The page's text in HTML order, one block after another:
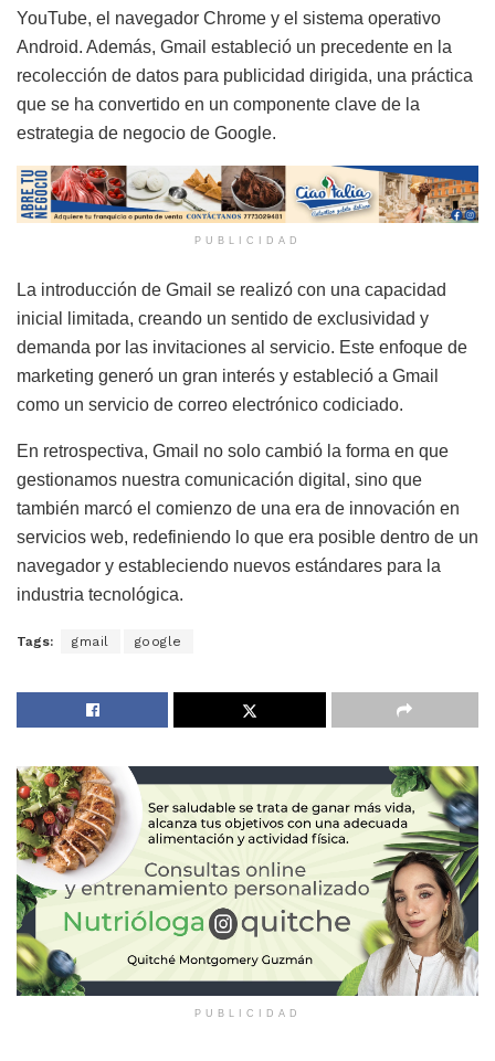
YouTube, el navegador Chrome y el sistema operativo
Android. Además, Gmail estableció un precedente en la
recolección de datos para publicidad dirigida, una práctica
que se ha convertido en un componente clave de la
estrategia de negocio de Google.
PUBLICIDAD
La introducción de Gmail se realizó con una capacidad
inicial limitada, creando un sentido de exclusividad y
demanda por las invitaciones al servicio. Este enfoque de
marketing generó un gran interés y estableció a Gmail
como un servicio de correo electrónico codiciado.
En retrospectiva, Gmail no solo cambió la forma en que
gestionamos nuestra comunicación digital, sino que
también marcó el comienzo de una era de innovación en
servicios web, redefiniendo lo que era posible dentro de un
navegador y estableciendo nuevos estándares para la
industria tecnológica.
Tags: gmail google
PUBLICIDAD